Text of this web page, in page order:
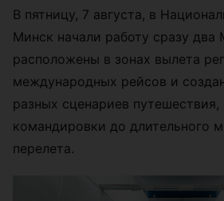
В пятницу, 7 августа, в
Минск начали работу сразу два
расположены в зонах вылета
международных рейсов и
разных сценариев путешествия,
командировки до длительного
перелета.